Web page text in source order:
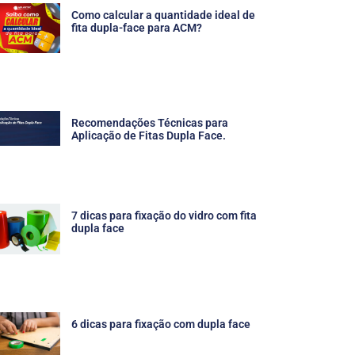
Como calcular a quantidade ideal de
fita dupla-face para ACM?
Recomendações Técnicas para
Aplicação de Fitas Dupla Face.
7 dicas para fixação do vidro com fita
dupla face
6 dicas para fixação com dupla face